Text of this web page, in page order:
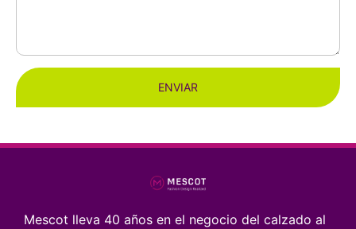
ENVIAR
Mescot lleva 40 años en el negocio del calzado al